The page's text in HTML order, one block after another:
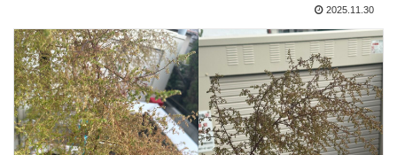
2025.11.30